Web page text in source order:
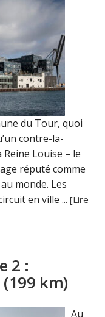
du Tour, quoi
contre-la-
Louise – le
réputé comme
monde. Les
en ville ...[Lire
2 :
(199 km)
Au